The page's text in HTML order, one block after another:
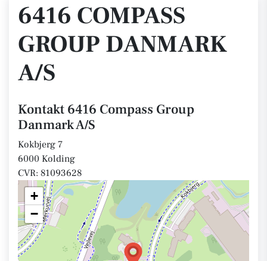
6416 COMPASS
GROUP DANMARK
A/S
Kontakt 6416 Compass Group
Danmark A/S
Kokbjerg 7
6000 Kolding
CVR: 81093628
+
−